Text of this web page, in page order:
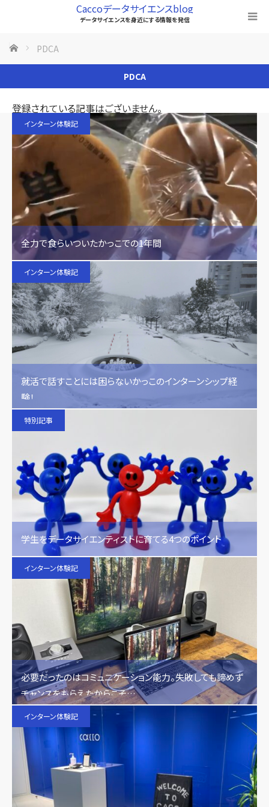
Caccoデータサイエンスblog
データサイエンスを身近にする情報を発信
ホーム PDCA
PDCA
登録されている記事はございません。
インターン体験記
全力で食らいついたかっこでの1年間
インターン体験記
就活で話すことには困らないかっこのインターンシップ経
験！
特別記事
学生をデータサイエンティストに育てる4つのポイント
インターン体験記
必要だったのはコミュニケーション能力。失敗しても諦めず
チャンスをもらえたからこそ…
インターン体験記